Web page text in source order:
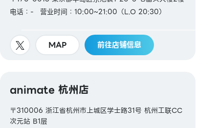
电话：-
营业时间：10:00~21:00（L.O 20:30）
MAP 前往店铺信息
animate 杭州店
〒310006 浙江省杭州市上城区学士路31号 杭州工联CC
次元站 B1层